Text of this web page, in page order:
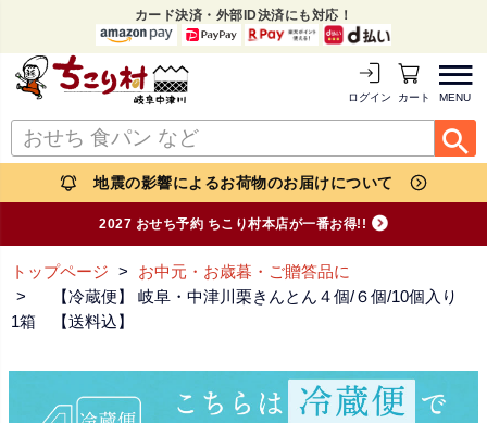
カード決済・外部ID決済にも対応！
MENU
ログイン カートを見る
地震の影響によるお荷物のお届けについて
2027 おせち予約 ちこり村本店が一番お得!!
トップページ
お中元・お歳暮・ご贈答品に
【冷蔵便】 岐阜・中津川栗きんとん４個/６個/10個入り
1箱 【送料込】